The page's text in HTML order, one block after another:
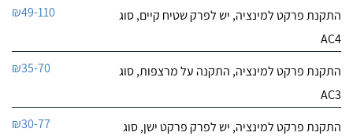
התקנת פרקט למינציה, יש לפרק שטיח קיים, סוג
AC4
₪49-110
התקנת פרקט למינציה, התקנה על מרצפות, סוג
AC3
₪35-70
התקנת פרקט למינציה, יש לפרק פרקט ישן, סוג
₪30-77